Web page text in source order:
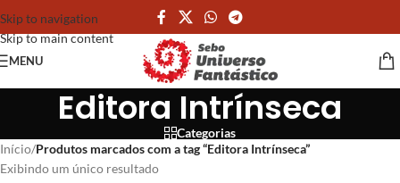
Skip to navigation
Skip to main content
MENU
Editora Intrínseca
Categorias
Início/Produtos marcados com a tag “Editora Intrínseca”
Exibindo um único resultado